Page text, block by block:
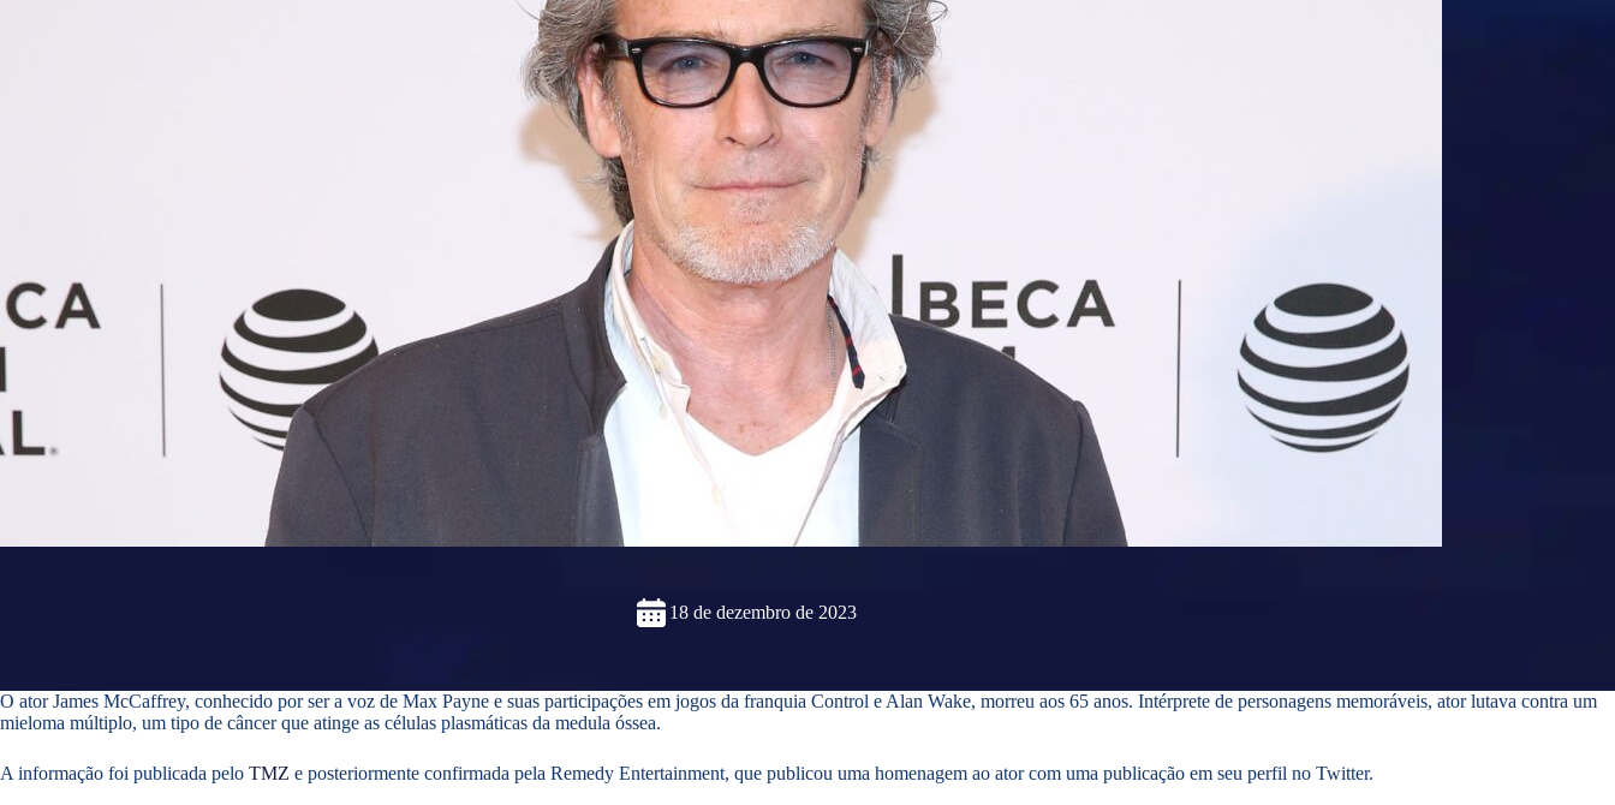
18 de dezembro de 2023
O ator James McCaffrey, conhecido por ser a voz de Max Payne e suas participações em jogos da franquia Control e Alan Wake, morreu aos 65 anos. Intérprete de personagens memoráveis, ator lutava contra um
mieloma múltiplo, um tipo de câncer que atinge as células plasmáticas da medula óssea.
A informação foi publicada pelo TMZ e posteriormente confirmada pela Remedy Entertainment, que publicou uma homenagem ao ator com uma publicação em seu perfil no Twitter.